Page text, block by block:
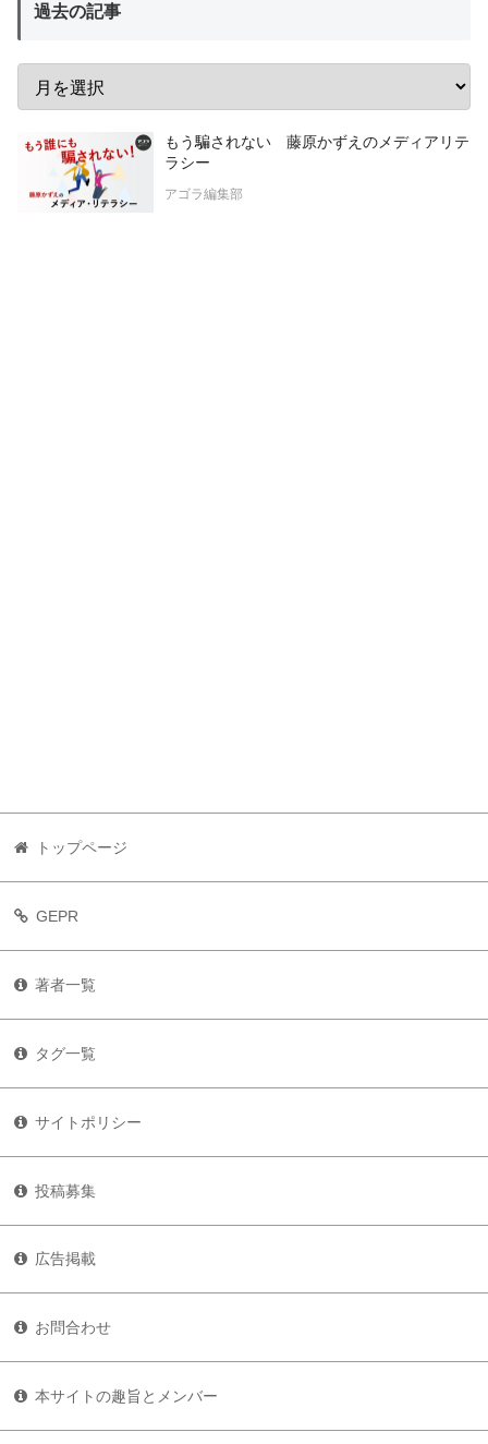
過去の記事
もう騙されない 藤原かずえのメディアリテ
ラシー
アゴラ編集部
トップページ
GEPR
著者一覧
タグ一覧
サイトポリシー
投稿募集
広告掲載
お問合わせ
本サイトの趣旨とメンバー